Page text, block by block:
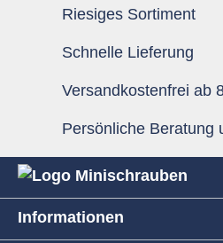
Riesiges Sortiment
Schnelle Lieferung
Versandkostenfrei ab
Persönliche Beratung
Informationen